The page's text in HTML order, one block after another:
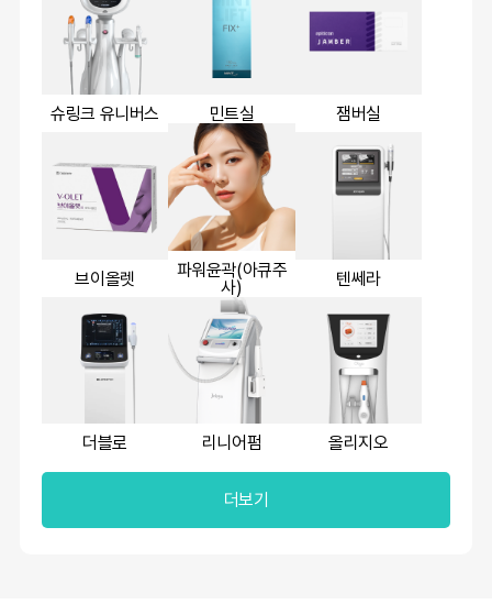
슈링크 유니버스 민트실 잼버실
브이올렛
파워윤곽(아큐주
사)
텐쎄라
더블로 리니어펌 올리지오
더보기